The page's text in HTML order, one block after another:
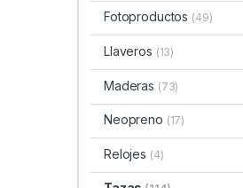
Fotoproductos (49)
Llaveros (13)
Maderas (73)
Neopreno (17)
Relojes (4)